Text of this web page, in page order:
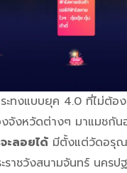
ะทงแบบยุค 4.0 ที่ไม่ต้
งหวัดต่างๆ มาแมชกั
ะลอยได้ มีตั้งแต่วัดอรุ
าชวังสนามจันทร์ นครป